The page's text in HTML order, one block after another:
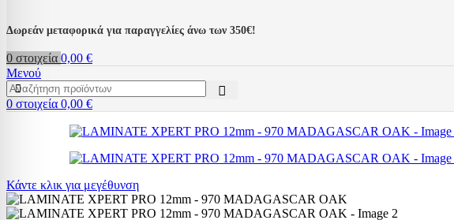
Δωρεάν μεταφορικά για παραγγελίες άνω των 350€!
0 στοιχεία 0,00 €
Μενού
0 στοιχεία 0,00 €
Κάντε κλικ για μεγέθυνση